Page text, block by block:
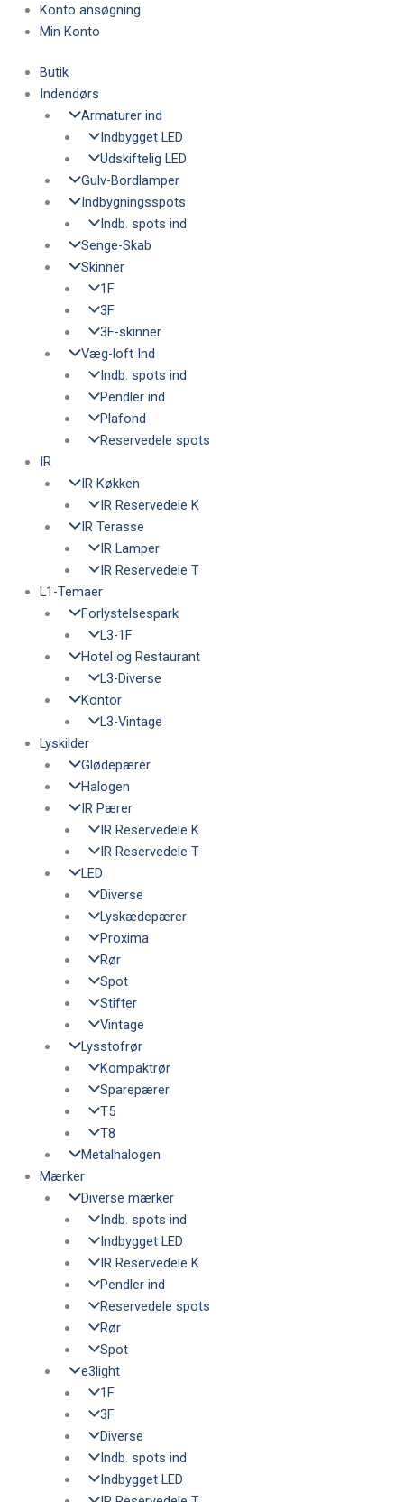
Konto ansøgning
Min Konto
Butik
Indendørs
Armaturer ind
Indbygget LED
Udskiftelig LED
Gulv-Bordlamper
Indbygningsspots
Indb. spots ind
Senge-Skab
Skinner
1F
3F
3F-skinner
Væg-loft Ind
Indb. spots ind
Pendler ind
Plafond
Reservedele spots
IR
IR Køkken
IR Reservedele K
IR Terasse
IR Lamper
IR Reservedele T
L1-Temaer
Forlystelsespark
L3-1F
Hotel og Restaurant
L3-Diverse
Kontor
L3-Vintage
Lyskilder
Glødepærer
Halogen
IR Pærer
IR Reservedele K
IR Reservedele T
LED
Diverse
Lyskædepærer
Proxima
Rør
Spot
Stifter
Vintage
Lysstofrør
Kompaktrør
Sparepærer
T5
T8
Metalhalogen
Mærker
Diverse mærker
Indb. spots ind
Indbygget LED
IR Reservedele K
Pendler ind
Reservedele spots
Rør
Spot
e3light
1F
3F
Diverse
Indb. spots ind
Indbygget LED